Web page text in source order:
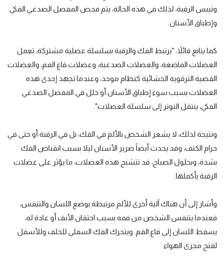
وتيبس الرقبة، لذلك في هذه الحالة، يتم فحص المفصل الصدغي الفكي
وإطباق الأسنان.
كما يتابع قائلاً: "يرتبط الفك والرقبة بسلسلة عضلية مشتركة، تعمل
العضلات الماضغة، والعضلات الصدغية، وعضلات قاع الفم، والعضلات
القصية الترقوية الخشائية كنظام موحد، وعندما تجهد إحدى هذه
العضلات بسبب سوء إطباق الأسنان أو خلل في المفصل الصدغي
الفكي، ينتقل التوتر إلى سلسلة العضلات".
ونتيجة لذلك، لا يشعر الشخص بالألم في الفك، بل في الرقبة أو حتى في
حزام الكتف، وقد يحدث أيضاً صرير الأسنان ليلا بسبب انقباض الفك
بشدة، وبحلول الصباح، قد تتشنج هذه العضلات، ما يؤثر على عضلات
الرقبة بأكملها.
وأشار إلى أن هناك آلية أخرى للألم مرتبطة بوضع اللسان والتنفس،
فعندما يتنفس الشخص من فمه بسبب احتقان الأنف أو عادة له،
يسقط اللسان إلى قاع الفم. ويتحرك الفك السفلي للخلف وللأسفل
لفتح مجرى الهواء.